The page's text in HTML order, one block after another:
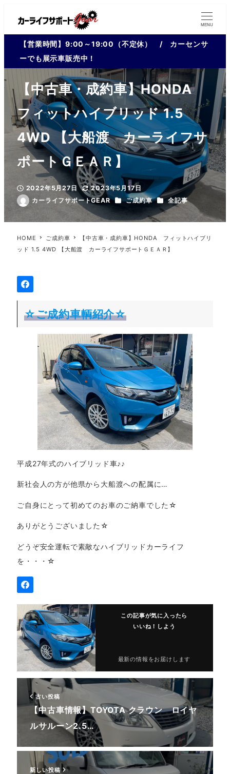
MENU
【営業時間】9:00～19:00（不定休） / カーセンサ
ーでも展示車販売中！
【中古車・成約車】HONDA
フィットハイブリッド 1.5
4WD 【大船渡 カーライフサ
ポートＧＥＡＲ】
投稿日
2022年5月27日
更新日
2023年5月17日
著
カーライフサポートGEAR カテゴリー
ご成約車 カテゴリー
全記事
HOME ご成約車
【中古車・成約車】HONDA フィットハイブリ
ッド 1.5 4WD 【大船渡 カーライフサポートＧＥＡＲ】
☆ご成約車輌紹介☆
平成27年式のハイブリッド車♪♪
新社会人の方が他県から大船渡への配属に…
ご自身にとって初めてのお車のご納車でした☆
ありがとうございました☆
どうぞ安全運転で素敵なハイブリッドカーライフ
を・・・☆
この記事が気に入ったら
いいね！しよう
最新の情報をお届けします
古い投稿
【中古車情報】TOYOTA クラウン ロイヤ
ルサルーン2.5…
新しい投稿